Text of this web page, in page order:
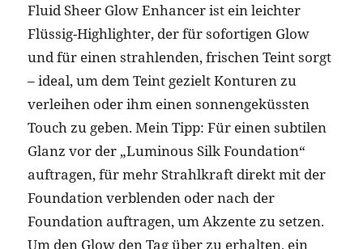
Fluid Sheer Glow Enhancer ist ein leichter
Flüssig-Highlighter, der für sofortigen Glow
und für einen strahlenden, frischen Teint sorgt
– ideal, um dem Teint gezielt Konturen zu
verleihen oder ihm einen sonnengeküssten
Touch zu geben. Mein Tipp: Für einen subtilen
Glanz vor der „Luminous Silk Foundation“
auftragen, für mehr Strahlkraft direkt mit der
Foundation verblenden oder nach der
Foundation auftragen, um Akzente zu setzen.
Um den Glow den Tag über zu erhalten, ein